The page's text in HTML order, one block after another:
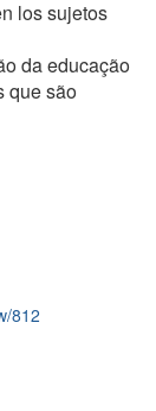
los sujetos
da educação
que são
812